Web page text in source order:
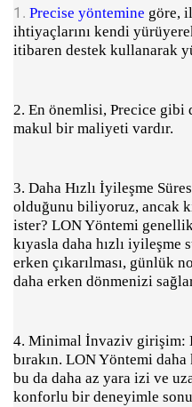
1. Precise yöntemine göre,
ihtiyaçlarını kendi
itibaren destek kullanarak
2. En önemlisi, Precice gibi
makul bir maliyeti vardır.
3. Daha Hızlı İyileşme
olduğunu biliyoruz, ancak
ister? LON Yöntemi
kıyasla daha hızlı iyileşme
erken çıkarılması, günlük
daha erken dönmenizi
4. Minimal İnvaziv girişim:
bırakın. LON Yöntemi
bu da daha az yara izi ve
konforlu bir deneyimle